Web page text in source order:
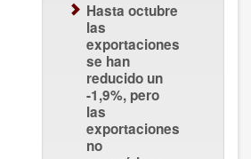
Hasta octubre
las
exportaciones
se han
reducido un
-1,9%, pero
las
exportaciones
no